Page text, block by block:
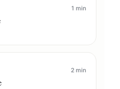
1 min
2 min